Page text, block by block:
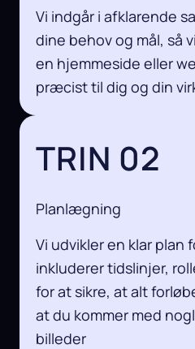
Vi indgår i afklarende
dine behov og mål, så
en hjemmeside eller
præcist til dig og din
TRIN 02
Planlægning
Vi udvikler en klar plan
inkluderer tidslinjer,
for at sikre, at alt
at du kommer med
billeder